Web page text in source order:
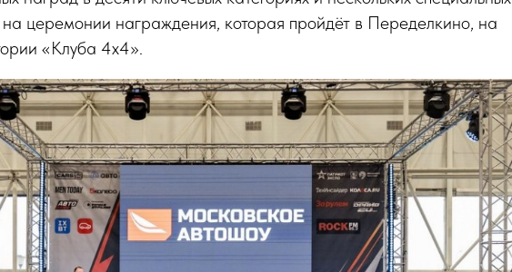
на церемонии награждения, которая пройдёт в Переделкино, на
«Клуба 4х4».